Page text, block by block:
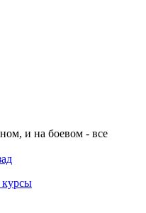
и на боевом - все
курсы